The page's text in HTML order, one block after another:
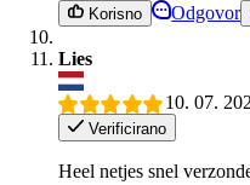
Korisno Odgovor
Lies
10. 07.
Verificirano
Heel netjes snel